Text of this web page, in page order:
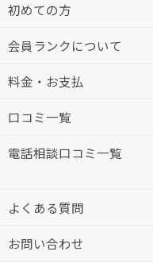
初めての方
会員ランクについて
料金・お支払
口コミ一覧
電話相談口コミ一覧
よくある質問
お問い合わせ